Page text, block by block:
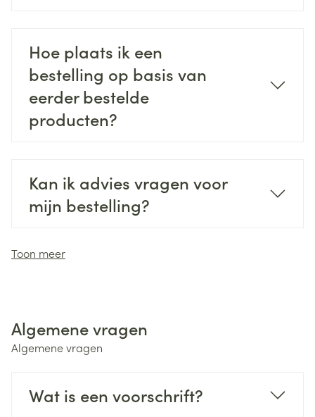
Hoe plaats ik een
bestelling op basis van
eerder bestelde
producten?
Kan ik advies vragen voor
mijn bestelling?
Toon meer
Algemene vragen
Algemene vragen
Wat is een voorschrift?